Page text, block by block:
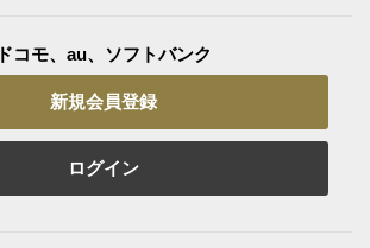
ドコモ、au、ソフトバンク
新規会員登録
ログイン